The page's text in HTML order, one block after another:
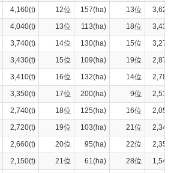
4,160(t) 12位 157(ha) 13位
4,040(t) 13位 113(ha) 18位
3,740(t) 14位 130(ha) 15位
3,430(t) 15位 109(ha) 19位
3,410(t) 16位 132(ha) 14位
3,350(t) 17位 200(ha) 9位
2,740(t) 18位 125(ha) 16位
2,720(t) 19位 103(ha) 21位
2,660(t) 20位 95(ha) 22位
2,150(t) 21位 61(ha) 28位